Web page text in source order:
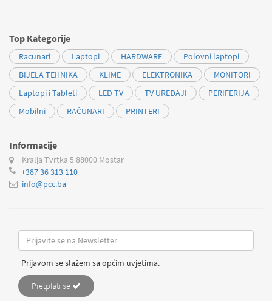
Top Kategorije
Racunari Laptopi HARDWARE
Polovni laptopi
BIJELA TEHNIKA
KLIME ELEKTRONIKA
MONITORI
Laptopi i Tableti
LED TV TV UREĐAJI
PERIFERIJA
Mobilni
RAČUNARI PRINTERI
Informacije
Kralja Tvrtka 5 88000 Mostar
+387 36 313 110
info@pcc.ba
Prijavom se slažem sa općim uvjetima.
Pretplati se